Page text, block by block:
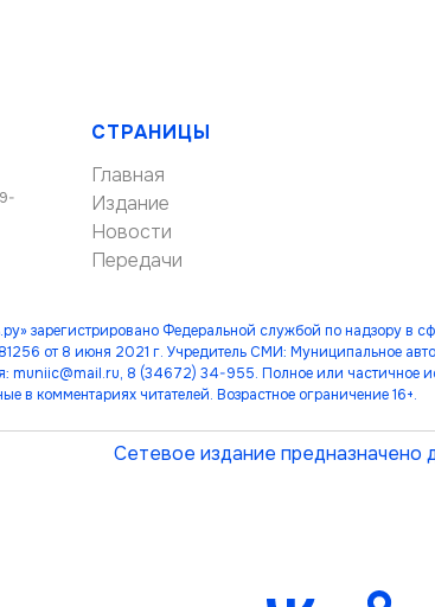
СТРАНИЦЫ
Главная
Издание
Новости
Передачи
зарегистрировано Федеральной службой по надзору в
от 8 июня 2021 г. Учредитель СМИ: Муниципальное
muniic@mail.ru, 8 (34672) 34-955. Полное или частичное
в комментариях читателей. Возрастное ограничение 16+.
Сетевое издание предназначено